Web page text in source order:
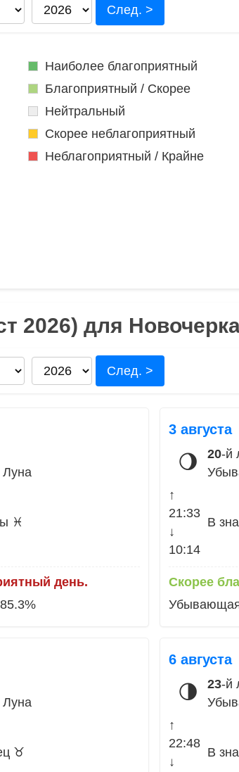
След. >
Наиболее благоприятный
Благоприятный / Скорее
Нейтральный
Скорее неблагоприятный
Неблагоприятный / Крайне
2026) для
След. >
♓
день.
3 августа
🌖 20-й
↑
21:33
↓
10:14
В
Скорее
♉
6 августа
🌗 23-й
↑
22:48
↓
В